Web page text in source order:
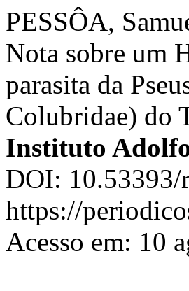
PESSÔA,
Nota sobre um
parasita da
Colubridae) do
Instituto
DOI:
https://
Acesso em: 10